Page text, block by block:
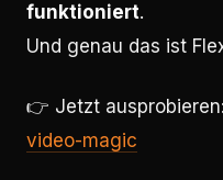
funktioniert.
Und genau das ist
👉 Jetzt ausprobieren:
video-magic